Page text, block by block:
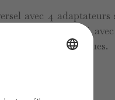
avec 4 adaptateurs
chargeur 5V/2A
sont très pratiques.